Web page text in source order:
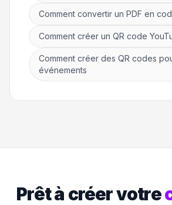
Comment convertir un PDF en
Comment créer un QR code
Comment créer des QR codes
événements
Prêt à créer votre